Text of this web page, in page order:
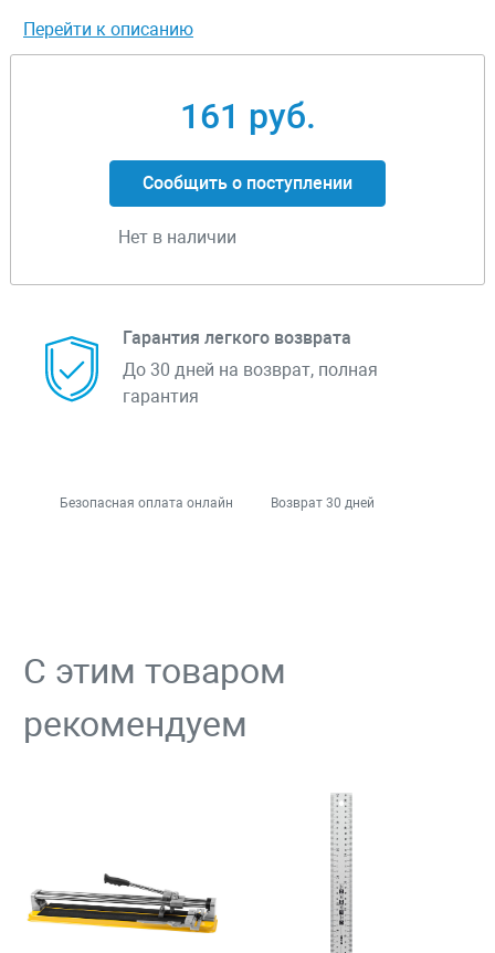
Перейти к описанию
161 руб.
Сообщить о поступлении
Нет в наличии
Гарантия легкого возврата
До 30 дней на возврат, полная
гарантия
Безопасная оплата онлайн Возврат 30 дней
С этим товаром
рекомендуем